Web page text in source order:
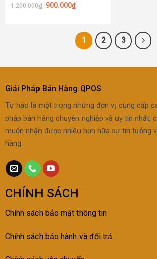
1.200.000₫ 900.000₫
1 2 3
Giải Pháp Bán Hàng QPOS
Tự hào là một trong những đơn vị cung cấp
pháp bán hàng chuyên nghiệp và uy tín nhất,
muốn nhận được nhiều hơn nữa sự tin tưởng
hàng.
CHÍNH SÁCH
Chính sách bảo mật thông tin
Chính sách bảo hành và đổi trả